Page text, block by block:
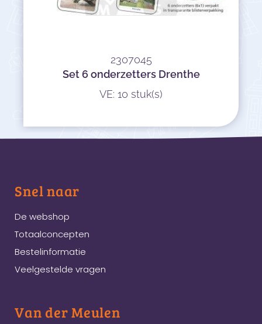
2307045
Set 6 onderzetters Drenthe
VE: 10 stuk(s)
Snel naar
De webshop
Totaalconcepten
Bestelinformatie
Veelgestelde vragen
Van der Meulen